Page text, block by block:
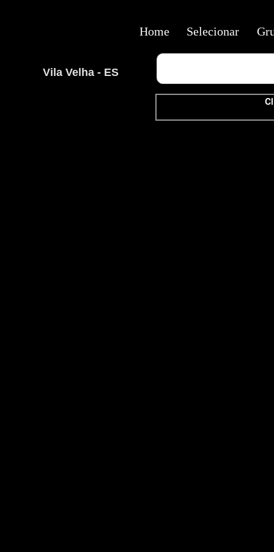
Vila Velha - ES
Home Selecionar